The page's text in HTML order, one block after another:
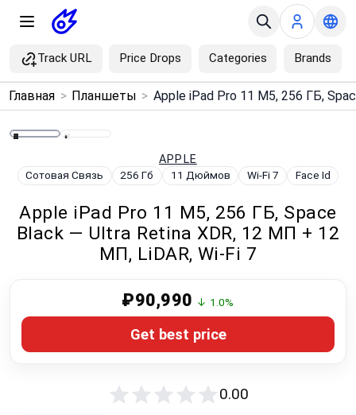
Track URL Price Drops Categories Brands
Menu ×
Price Drops
Brands
Главная > Планшеты >
APPLE
Сотовая Связь 256 Гб 11 Дюймов Wi‑Fi 7 Face Id
Apple iPad Pro 11 M5, 256 ГБ, Space
Black — Ultra Retina XDR, 12 МП + 12
МП, LiDAR, Wi‑Fi 7
0.00
₽90,990 ↓ 1.0%
Get best price